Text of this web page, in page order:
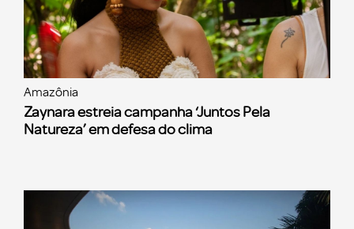
Amazônia
Zaynara estreia campanha ‘Juntos Pela
Natureza’ em defesa do clima